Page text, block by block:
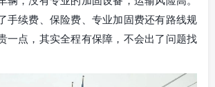
手续费、保险费、专业加固费还有路线规
一点，其实全程有保障，不会出了问题找